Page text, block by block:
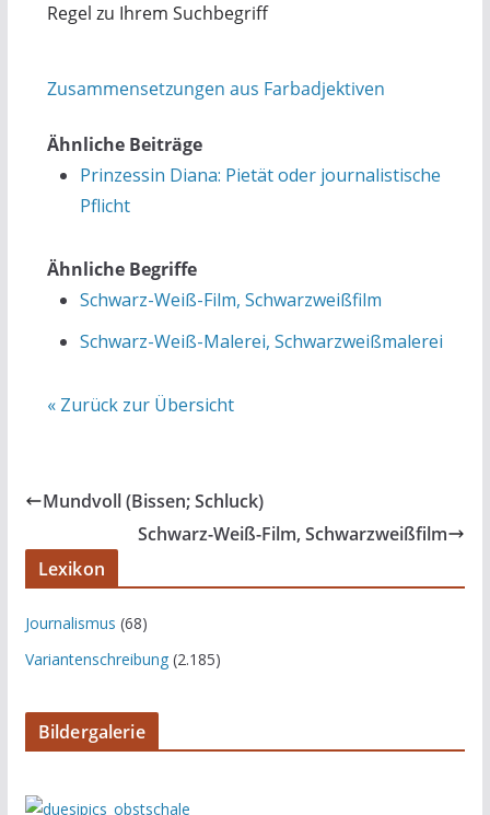
Regel zu Ihrem Suchbegriff
Zusammensetzungen aus Farbadjektiven
Ähnliche Beiträge
Prinzessin Diana: Pietät oder journalistische
Pflicht
Ähnliche Begriffe
Schwarz-Weiß-Film, Schwarzweißfilm
Schwarz-Weiß-Malerei, Schwarzweißmalerei
« Zurück zur Übersicht
Mundvoll (Bissen; Schluck)
Schwarz-Weiß-Film, Schwarzweißfilm
Lexikon
Journalismus (68)
Variantenschreibung(2.185)
Bildergalerie